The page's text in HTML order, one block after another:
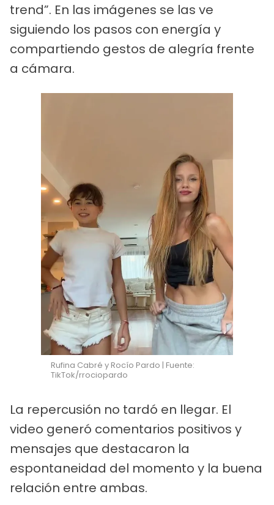
trend”. En las imágenes se las ve
siguiendo los pasos con energía y
compartiendo gestos de alegría frente
a cámara.
Rufina Cabré y Rocío Pardo | Fuente:
TikTok/rrociopardo
La repercusión no tardó en llegar. El
video generó comentarios positivos y
mensajes que destacaron la
espontaneidad del momento y la buena
relación entre ambas.